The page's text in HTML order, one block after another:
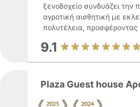
ξενοδοχείο συνδυάζει την
αγροτική αισθητική με
πολυτέλεια, προσφέροντας
9.1
Plaza Guest house